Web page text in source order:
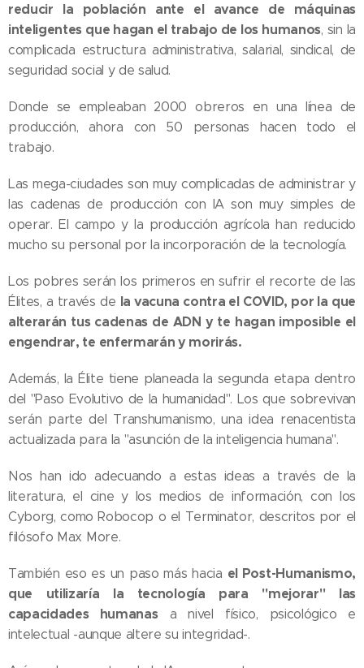
reducir la población ante el avance de máquinas
inteligentes que hagan el trabajo de los humanos, sin la
complicada estructura administrativa, salarial, sindical, de
seguridad social y de salud.
Donde se empleaban 2000 obreros en una línea de
producción, ahora con 50 personas hacen todo el
trabajo.
Las mega-ciudades son muy complicadas de administrar y
las cadenas de producción con IA son muy simples de
operar. El campo y la producción agrícola han reducido
mucho su personal por la incorporación de la tecnología.
Los pobres serán los primeros en sufrir el recorte de las
Élites, a través de la vacuna contra el COVID, por la que
alterarán tus cadenas de ADN y te hagan imposible el
engendrar, te enfermarán y morirás.
Además, la Élite tiene planeada la segunda etapa dentro
del "Paso Evolutivo de la humanidad". Los que sobrevivan
serán parte del Transhumanismo, una idea renacentista
actualizada para la "asunción de la inteligencia humana".
Nos han ido adecuando a estas ideas a través de la
literatura, el cine y los medios de información, con los
Cyborg, como Robocop o el Terminator, descritos por el
filósofo Max More.
También eso es un paso más hacia el Post-Humanismo,
que utilizaría la tecnología para "mejorar" las
capacidades humanasa nivel físico, psicológico e
intelectual -aunque altere su integridad-.